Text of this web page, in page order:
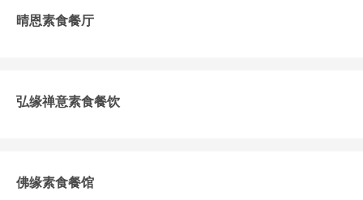
晴恩素食餐厅
弘缘禅意素食餐饮
佛缘素食餐馆